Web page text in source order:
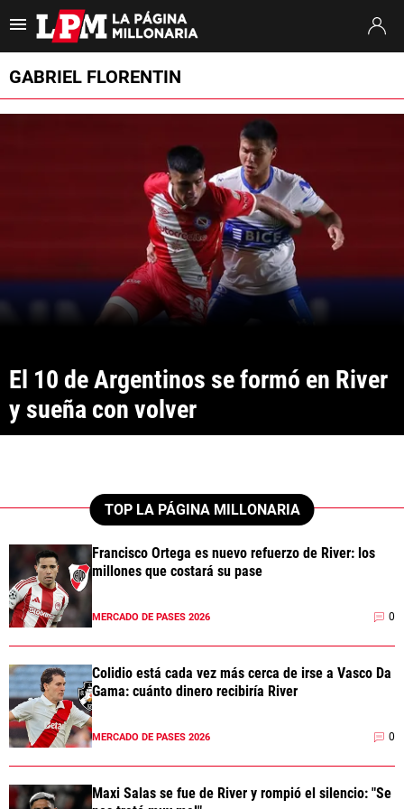
Es tendencia: Francisco Ortega River
ULTIMAS NOTICIAS
MERCADO DE PASES
OPINIÓN
ANÁLISIS TÁCTICO
NOTICIAS
GUÍAS
CÓDIGOS
PRONÓSTICOS
APUESTA DEL DÍA
ESCRIBÍ EN LA PÁGINA MILLONARIA APUESTAS
La Página Millonaria es un sitio no oficial, creado por socios e
hinchas de River y no tiene afiliación alguna con el club Atlético River
Plate.
Esta sección no tiene relación alguna con el club. Para visitar el sitio
GABRIEL FLORENTIN
El 10 de Argentinos se formó en River
y sueña con volver
TOP LA PÁGINA MILLONARIA
Francisco Ortega es nuevo refuerzo de River: los
millones que costará su pase
MERCADO DE PASES 2026 0
Colidio está cada vez más cerca de irse a Vasco Da
Gama: cuánto dinero recibiría River
MERCADO DE PASES 2026 0
Maxi Salas se fue de River y rompió el silencio: "Se